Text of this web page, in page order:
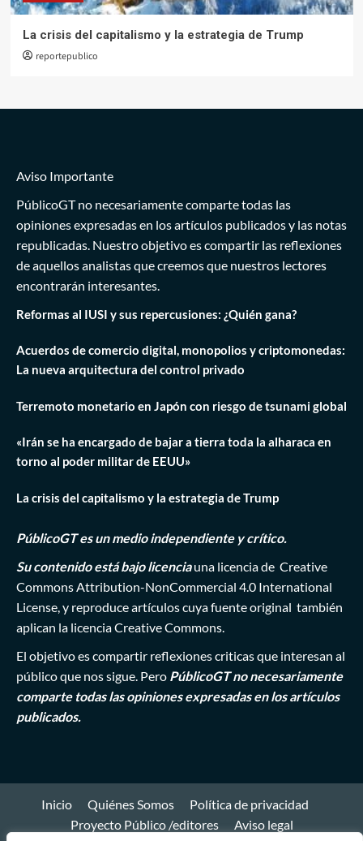
La crisis del capitalismo y la estrategia de Trump
reportepublico
Aviso Importante
PúblicoGT no necesariamente comparte todas las
opiniones expresadas en los artículos publicados y las notas
republicadas. Nuestro objetivo es compartir las reflexiones
de aquellos analistas que creemos que nuestros lectores
encontrarán interesantes.
Reformas al IUSI y sus repercusiones: ¿Quién gana?
Acuerdos de comercio digital, monopolios y criptomonedas:
La nueva arquitectura del control privado
Terremoto monetario en Japón con riesgo de tsunami global
«Irán se ha encargado de bajar a tierra toda la alharaca en
torno al poder militar de EEUU»
La crisis del capitalismo y la estrategia de Trump
PúblicoGT es un medio independiente y crítico.
Su contenido está bajo licenciauna licencia de Creative
Commons Attribution-NonCommercial 4.0 International
License , y reproduce artículos cuya fuente original también
aplican la licencia Creative Commons.
El objetivo es compartir reflexiones criticas que interesan al
público que nos sigue. Pero PúblicoGT no necesariamente
comparte todas las opiniones expresadas en los artículos
publicados.
Inicio Quiénes Somos
Política de privacidad
Proyecto Público /editores
Aviso legal